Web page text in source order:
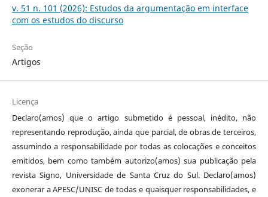
v. 51 n. 101 (2026): Estudos da argumentação em interface
com os estudos do discurso
Seção
Artigos
Licença
Declaro(amos) que o artigo submetido é pessoal, inédito, não
representando reprodução, ainda que parcial, de obras de terceiros,
assumindo a responsabilidade por todas as colocações e conceitos
emitidos, bem como também autorizo(amos) sua publicação pela
revista Signo, Universidade de Santa Cruz do Sul. Declaro(amos)
exonerar a APESC/UNISC de todas e quaisquer responsabilidades, e